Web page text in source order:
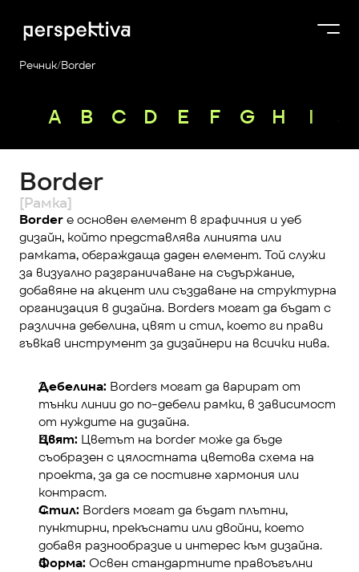
Продукти
За нас
Perspektiva Plus
Речник/Border
A B C D E F G H I
Border
[Рамка]
Border е основен елемент в графичния и уеб
дизайн, който представлява линията или
рамката, обграждаща даден елемент. Той служи
за визуално разграничаване на съдържание,
добавяне на акцент или създаване на структурна
организация в дизайна. Borders могат да бъдат с
различна дебелина, цвят и стил, което ги прави
гъвкав инструмент за дизайнери на всички нива.
Дебелина: Borders могат да варират от
тънки линии до по-дебели рамки, в зависимост
от нуждите на дизайна.
Цвят: Цветът на border може да бъде
съобразен с цялостната цветова схема на
проекта, за да се постигне хармония или
контраст.
Стил: Borders могат да бъдат плътни,
пунктирни, прекъснати или двойни, което
добавя разнообразие и интерес към дизайна.
Форма: Освен стандартните правоъгълни